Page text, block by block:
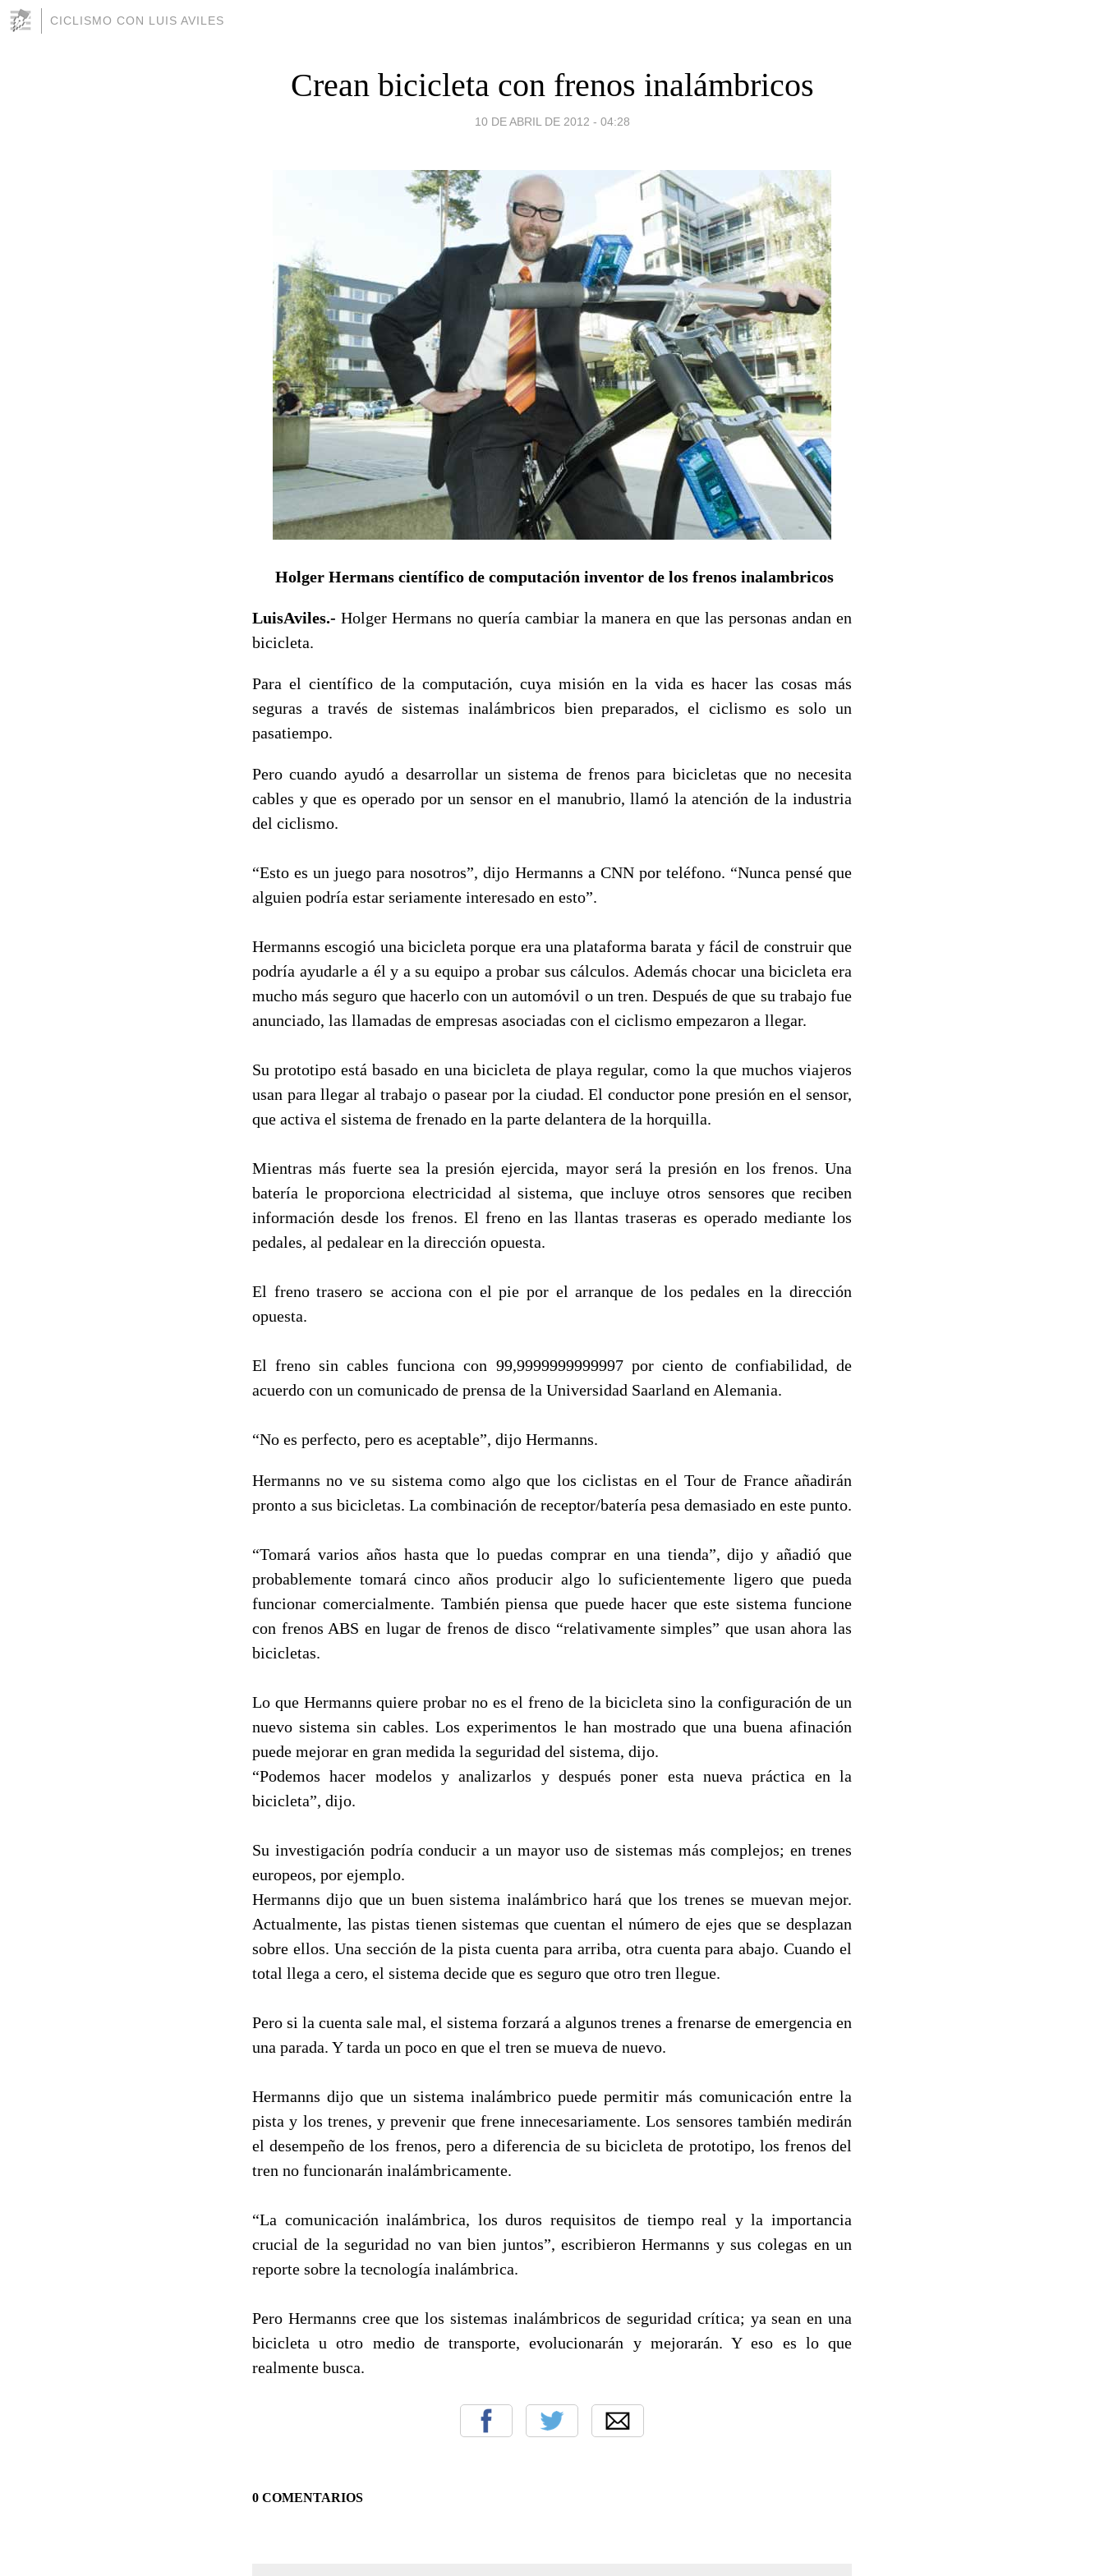
CICLISMO CON LUIS AVILES
Crean bicicleta con frenos inalámbricos
10 DE ABRIL DE 2012 - 04:28
Holger Hermans científico de computación inventor de los frenos inalambricos
LuisAviles.- Holger Hermans no quería cambiar la manera en que las personas andan en
bicicleta.
Para el científico de la computación, cuya misión en la vida es hacer las cosas más
seguras a través de sistemas inalámbricos bien preparados, el ciclismo es solo un
pasatiempo.
Pero cuando ayudó a desarrollar un sistema de frenos para bicicletas que no necesita
cables y que es operado por un sensor en el manubrio, llamó la atención de la industria
del ciclismo.
“Esto es un juego para nosotros”, dijo Hermanns a CNN por teléfono. “Nunca pensé que
alguien podría estar seriamente interesado en esto”.
Hermanns escogió una bicicleta porque era una plataforma barata y fácil de construir que
podría ayudarle a él y a su equipo a probar sus cálculos. Además chocar una bicicleta era
mucho más seguro que hacerlo con un automóvil o un tren. Después de que su trabajo fue
anunciado, las llamadas de empresas asociadas con el ciclismo empezaron a llegar.
Su prototipo está basado en una bicicleta de playa regular, como la que muchos viajeros
usan para llegar al trabajo o pasear por la ciudad. El conductor pone presión en el sensor,
que activa el sistema de frenado en la parte delantera de la horquilla.
Mientras más fuerte sea la presión ejercida, mayor será la presión en los frenos. Una
batería le proporciona electricidad al sistema, que incluye otros sensores que reciben
información desde los frenos. El freno en las llantas traseras es operado mediante los
pedales, al pedalear en la dirección opuesta.
El freno trasero se acciona con el pie por el arranque de los pedales en la dirección
opuesta.
El freno sin cables funciona con 99,9999999999997 por ciento de confiabilidad, de
acuerdo con un comunicado de prensa de la Universidad Saarland en Alemania.
“No es perfecto, pero es aceptable”, dijo Hermanns.
Hermanns no ve su sistema como algo que los ciclistas en el Tour de France añadirán
pronto a sus bicicletas. La combinación de receptor/batería pesa demasiado en este punto.
“Tomará varios años hasta que lo puedas comprar en una tienda”, dijo y añadió que
probablemente tomará cinco años producir algo lo suficientemente ligero que pueda
funcionar comercialmente. También piensa que puede hacer que este sistema funcione
con frenos ABS en lugar de frenos de disco “relativamente simples” que usan ahora las
bicicletas.
Lo que Hermanns quiere probar no es el freno de la bicicleta sino la configuración de un
nuevo sistema sin cables. Los experimentos le han mostrado que una buena afinación
puede mejorar en gran medida la seguridad del sistema, dijo.
“Podemos hacer modelos y analizarlos y después poner esta nueva práctica en la
bicicleta”, dijo.
Su investigación podría conducir a un mayor uso de sistemas más complejos; en trenes
europeos, por ejemplo.
Hermanns dijo que un buen sistema inalámbrico hará que los trenes se muevan mejor.
Actualmente, las pistas tienen sistemas que cuentan el número de ejes que se desplazan
sobre ellos. Una sección de la pista cuenta para arriba, otra cuenta para abajo. Cuando el
total llega a cero, el sistema decide que es seguro que otro tren llegue.
Pero si la cuenta sale mal, el sistema forzará a algunos trenes a frenarse de emergencia en
una parada. Y tarda un poco en que el tren se mueva de nuevo.
Hermanns dijo que un sistema inalámbrico puede permitir más comunicación entre la
pista y los trenes, y prevenir que frene innecesariamente. Los sensores también medirán
el desempeño de los frenos, pero a diferencia de su bicicleta de prototipo, los frenos del
tren no funcionarán inalámbricamente.
“La comunicación inalámbrica, los duros requisitos de tiempo real y la importancia
crucial de la seguridad no van bien juntos”, escribieron Hermanns y sus colegas en un
reporte sobre la tecnología inalámbrica.
Pero Hermanns cree que los sistemas inalámbricos de seguridad crítica; ya sean en una
bicicleta u otro medio de transporte, evolucionarán y mejorarán. Y eso es lo que
realmente busca.
0 COMENTARIOS